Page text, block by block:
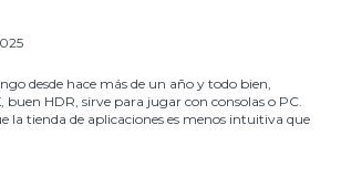
desde hace más de un año y todo bien,
buen HDR, sirve para jugar con consolas o PC.
la tienda de aplicaciones es menos intuitiva que